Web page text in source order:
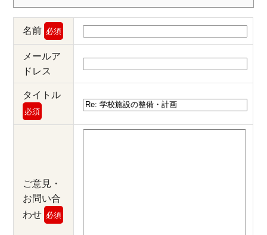
名前 必須
メールア
ドレス
タイトル
必須
ご意見・
お問い合
わせ 必須